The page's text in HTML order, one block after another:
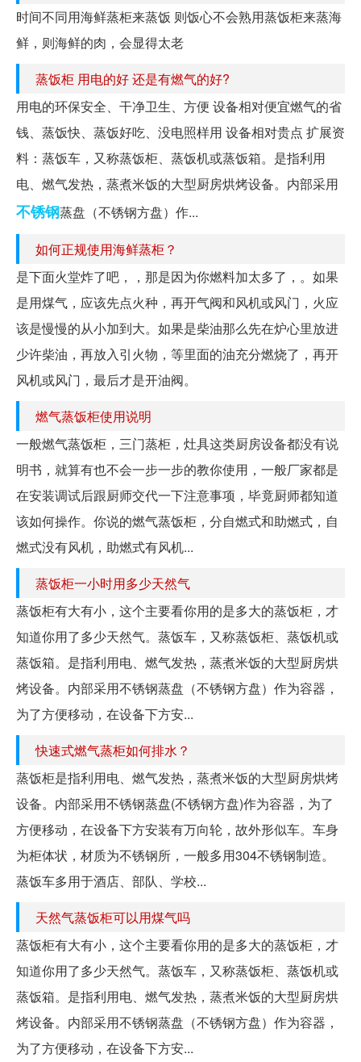
时间不同用海鲜蒸柜来蒸饭 则饭心不会熟用蒸饭柜来蒸海
鲜，则海鲜的肉，会显得太老
蒸饭柜 用电的好 还是有燃气的好?
用电的环保安全、干净卫生、方便 设备相对便宜燃气的省
钱、蒸饭快、蒸饭好吃、没电照样用 设备相对贵点 扩展资
料：蒸饭车，又称蒸饭柜、蒸饭机或蒸饭箱。是指利用
电、燃气发热，蒸煮米饭的大型厨房烘烤设备。内部采用
不锈钢蒸盘（不锈钢方盘）作...
如何正规使用海鲜蒸柜？
是下面火堂炸了吧，，那是因为你燃料加太多了，。如果
是用煤气，应该先点火种，再开气阀和风机或风门，火应
该是慢慢的从小加到大。如果是柴油那么先在炉心里放进
少许柴油，再放入引火物，等里面的油充分燃烧了，再开
风机或风门，最后才是开油阀。
燃气蒸饭柜使用说明
一般燃气蒸饭柜，三门蒸柜，灶具这类厨房设备都没有说
明书，就算有也不会一步一步的教你使用，一般厂家都是
在安装调试后跟厨师交代一下注意事项，毕竟厨师都知道
该如何操作。你说的燃气蒸饭柜，分自燃式和助燃式，自
燃式没有风机，助燃式有风机...
蒸饭柜一小时用多少天然气
蒸饭柜有大有小，这个主要看你用的是多大的蒸饭柜，才
知道你用了多少天然气。蒸饭车，又称蒸饭柜、蒸饭机或
蒸饭箱。是指利用电、燃气发热，蒸煮米饭的大型厨房烘
烤设备。内部采用不锈钢蒸盘（不锈钢方盘）作为容器，
为了方便移动，在设备下方安...
快速式燃气蒸柜如何排水？
蒸饭柜是指利用电、燃气发热，蒸煮米饭的大型厨房烘烤
设备。内部采用不锈钢蒸盘(不锈钢方盘)作为容器，为了
方便移动，在设备下方安装有万向轮，故外形似车。车身
为柜体状，材质为不锈钢所，一般多用304不锈钢制造。
蒸饭车多用于酒店、部队、学校...
天然气蒸饭柜可以用煤气吗
蒸饭柜有大有小，这个主要看你用的是多大的蒸饭柜，才
知道你用了多少天然气。蒸饭车，又称蒸饭柜、蒸饭机或
蒸饭箱。是指利用电、燃气发热，蒸煮米饭的大型厨房烘
烤设备。内部采用不锈钢蒸盘（不锈钢方盘）作为容器，
为了方便移动，在设备下方安...